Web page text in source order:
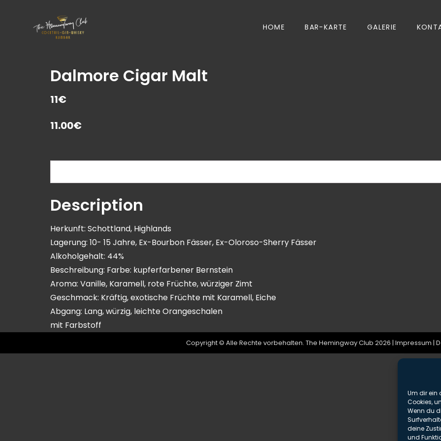
Um dir ein
Cookies,
Wenn du
deine
und
HOME BAR-KARTE GALERIE
Dalmore Cigar Malt
11€
11.00€
Description
Herkunft: Schottland, Highlands
Lagerung: 10- 15 Jahre, Ex-Bourbon Fässer, Ex-Oloroso-Sherry Fässer
Alkoholgehalt: 44%
Beschreibung: Farbe: kupferfarbener Bernstein
Aroma: Vanille, Karamell, rote Früchte, würziger Zimt
Geschmack: Kräftig, exotische Früchte mit Karamell, Eiche
Abgang: Lang, würzig, leichte Orangeschalen
mit Farbstoff
Copyright © Alle Rechte vorbehalten. The Hemingway Club 2026 | Impressum |